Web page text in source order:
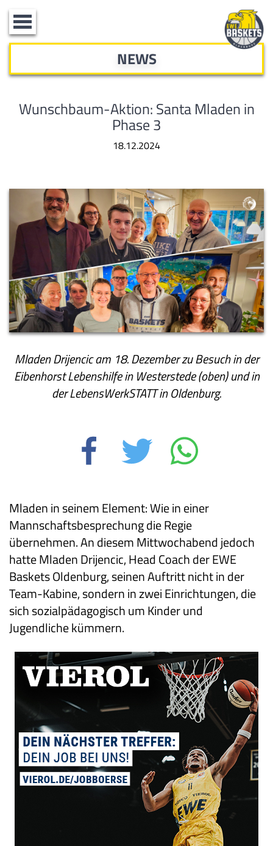
Toggle
navigation
NEWS
Wunschbaum-Aktion: Santa Mladen in
Phase 3
18.12.2024
Mladen Drijencic am 18. Dezember zu Besuch in der
Eibenhorst Lebenshilfe in Westerstede (oben) und in
der LebensWerkSTATT in Oldenburg.
Mladen in seinem Element: Wie in einer
Mannschaftsbesprechung die Regie
übernehmen. An diesem Mittwochabend jedoch
hatte Mladen Drijencic, Head Coach der EWE
Baskets Oldenburg, seinen Auftritt nicht in der
Team-Kabine, sondern in zwei Einrichtungen, die
sich sozialpädagogisch um Kinder und
Jugendliche kümmern.